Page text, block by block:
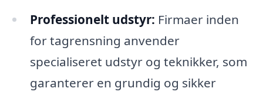
Professionelt udstyr: Firmaer inden
for tagrensning anvender
specialiseret udstyr og teknikker, som
garanterer en grundig og sikker